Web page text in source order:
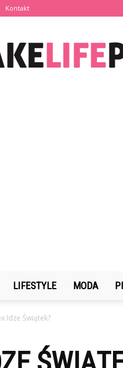
Kontakt
LIFESTYLE MODA
Idze Świątek?